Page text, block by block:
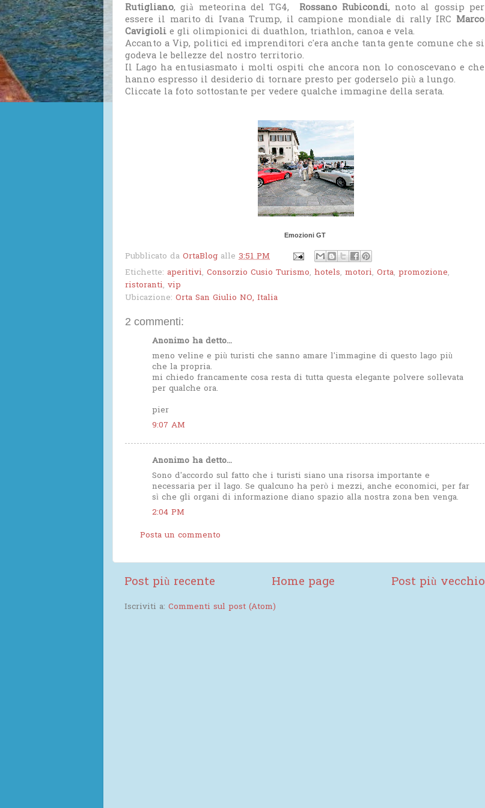
Rutigliano, già meteorina del TG4, Rossano Rubicondi, noto al gossip per
essere il marito di Ivana Trump, il campione mondiale di rally IRC Marco
Cavigioli e gli olimpionici di duathlon, triathlon, canoa e vela.
Accanto a Vip, politici ed imprenditori c'era anche tanta gente comune che si
godeva le bellezze del nostro territorio.
Il Lago ha entusiasmato i molti ospiti che ancora non lo conoscevano e che
hanno espresso il desiderio di tornare presto per goderselo più a lungo.
Cliccate la foto sottostante per vedere qualche immagine della serata.
Emozioni GT
Pubblicato da OrtaBlog alle 3:51 PM
Etichette: aperitivi, Consorzio Cusio Turismo, hotels, motori, Orta, promozione,
ristoranti, vip
Ubicazione: Orta San Giulio NO, Italia
2 commenti:
Anonimo ha detto...
meno veline e più turisti che sanno amare l'immagine di questo lago più
che la propria.
mi chiedo francamente cosa resta di tutta questa elegante polvere sollevata
per qualche ora.
pier
9:07 AM
Anonimo ha detto...
Sono d'accordo sul fatto che i turisti siano una risorsa importante e
necessaria per il lago. Se qualcuno ha però i mezzi, anche economici, per far
sì che gli organi di informazione diano spazio alla nostra zona ben venga.
2:04 PM
Posta un commento
Post più recente Post più vecchio
Home page
Iscriviti a: Commenti sul post (Atom)